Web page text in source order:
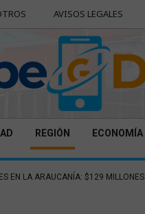
AVISOS LEGALES
REGIÓN ECONOMÍA
EN LA ARAUCANÍA: $129 MILLONES